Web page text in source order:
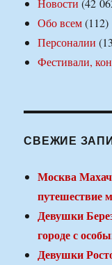
Обо всем(112)
Персоналии
Фестивали,
СВЕЖИЕ
Москва
путешествие
Девушки
городе с
Девушки